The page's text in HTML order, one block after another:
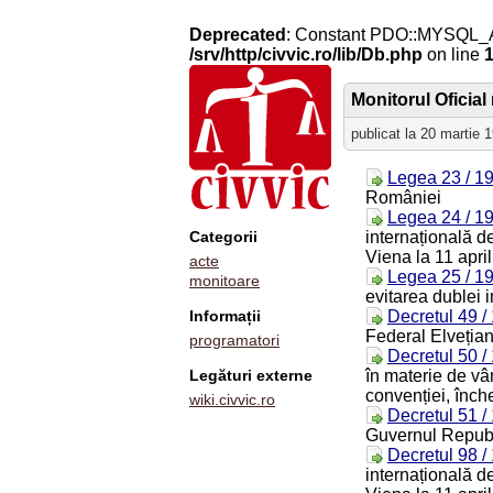
Deprecated : Constant
/srv/http/civvic.ro/lib/Db.php on line
Categorii
acte
monitoare
Informații
programatori
Legături externe
wiki.civvic.ro
Monitorul Oficial
publicat la 20 martie
Legea 23 /
României
Legea 24 /
internațională
Viena la 11
Legea 25 /
evitarea dublei
Decretul 49 /
Federal
Decretul 50 /
în materie de
convenției,
Decretul 51 /
Guvernul
Decretul 98 /
internațională